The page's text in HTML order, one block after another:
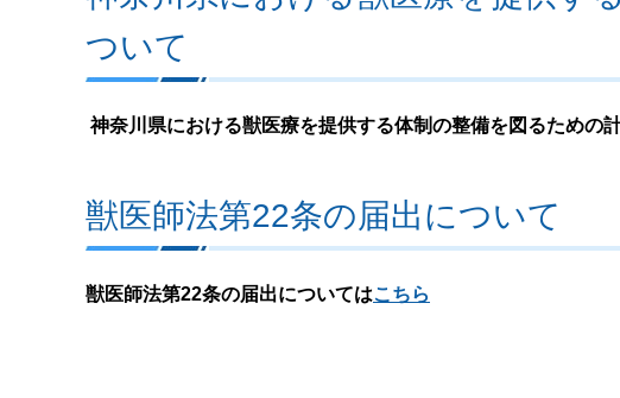
ついて
神奈川県における獣医療を提供する体制の整備を図るための
獣医師法第22条の届出について
獣医師法第22条の届出についてはこちら